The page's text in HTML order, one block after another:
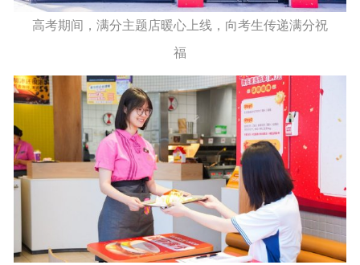
高考期间，满分主题店暖心上线，向考生传递满分祝
福